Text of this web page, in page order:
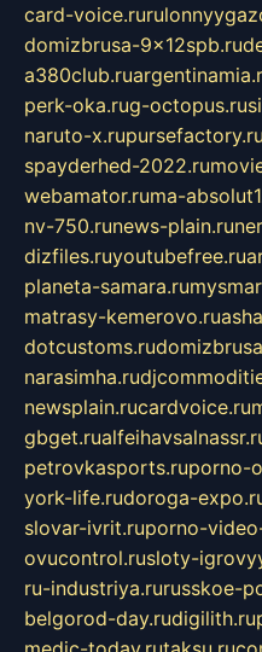
card-voice.ru
domizbrusa-9x12spb.ru
a380club.ru
perk-oka.rug-octopus.ru
naruto-x.rupursefactory.ru
spayderhed-2022.ru
webamator.ruma-
nv-750.runews-plain.ru
dizfiles.ruyoutubefree.ru
planeta-samara.ru
matrasy-kemerovo.ru
dotcustoms.ru
narasimha.ru
newsplain.rucardvoice.ru
gbget.ru
petrovkasports.ruporno-
york-life.rudoroga-
slovar-ivrit.ruporno-
ovucontrol.rusloty-
ru-industriya.rurusskoe-
belgorod-day.rudigilith.ru